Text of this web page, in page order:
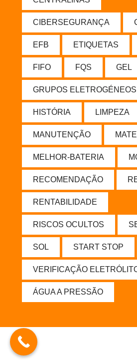
CIBERSEGURANÇA
EFB ETIQUETAS
FIFO FQS GEL
GRUPOS ELETROGÉNEOS
HISTÓRIA LIMPEZA
MANUTENÇÃO
MELHOR-BATERIA
RECOMENDAÇÃO
RENTABILIDADE
RISCOS OCULTOS
SOL START STOP
VERIFICAÇÃO
ÁGUA A PRESSÃO